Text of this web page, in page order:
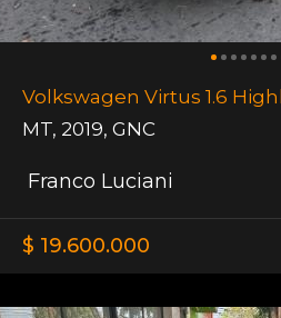
Volkswagen Virtus 1.6
MT, 2019, GNC
Franco Luciani
$ 19.600.000